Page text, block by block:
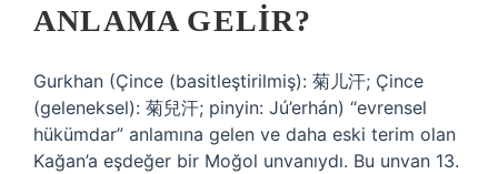
ANLAMA GELIR?
Gurkhan (Çince (basitleştirilmiş): 菊儿汗; Çince
(geleneksel): 菊兒汗; pinyin: Jú’erhán) “evrensel
hükümdar” anlamına gelen ve daha eski terim olan
Kağan’a eşdeğer bir Moğol unvanıydı. Bu unvan 13.